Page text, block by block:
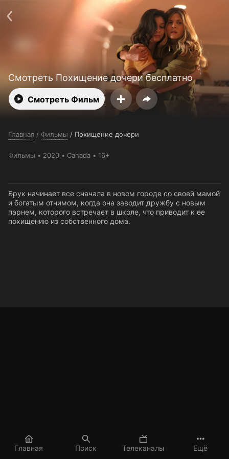
Главная Поиск Телеканалы Ещё
Смотреть Похищение дочери бесплатно
Смотреть Фильм
Главная / Фильмы / Похищение дочери
Фильмы 2020 Canada 16+
Брук начинает все сначала в новом городе со своей мамой
и богатым отчимом, когда она заводит дружбу с новым
парнем, которого встречает в школе, что приводит к ее
похищению из собственного дома.
Пользовательское соглашение
Политика конфиденциальности
Открыть приложение